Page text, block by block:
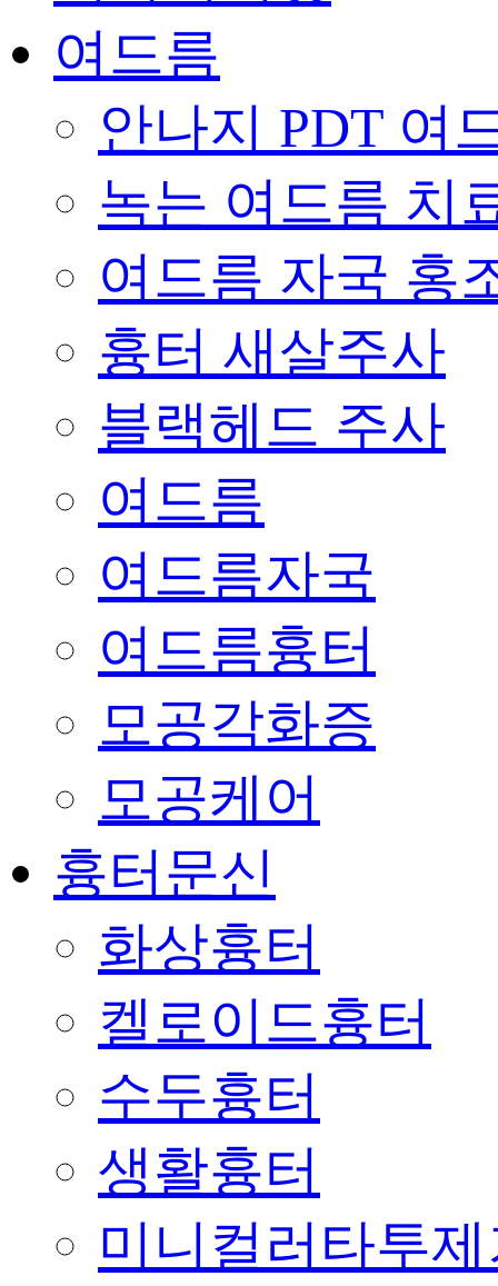
여드름
안나지 PDT 여
녹는 여드름 치
여드름 자국 홍
흉터 새살주사
블랙헤드 주사
여드름
여드름자국
여드름흉터
모공각화증
모공케어
흉터문신
화상흉터
켈로이드흉터
수두흉터
생활흉터
미니컬러타투